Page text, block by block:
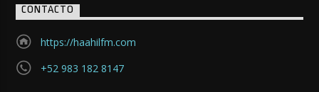
CONTACTO
https://haahilfm.com
+52 983 182 8147